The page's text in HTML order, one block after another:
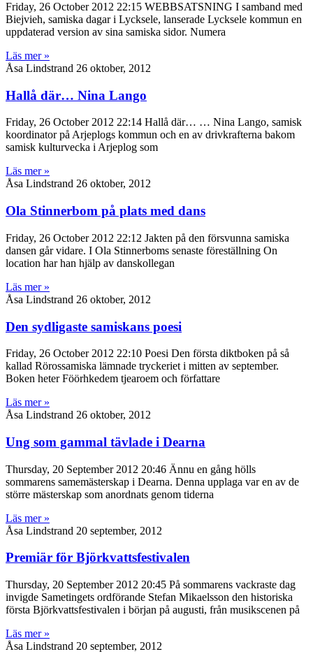
Friday, 26 October 2012 22:15 WEBBSATSNING I samband med
Biejvieh, samiska dagar i Lycksele, lanserade Lycksele kommun en
uppdaterad version av sina samiska sidor. Numera
Läs mer »
Åsa Lindstrand 26 oktober, 2012
Hallå där… Nina Lango
Friday, 26 October 2012 22:14 Hallå där… … Nina Lango, samisk
koordinator på Arjeplogs kommun och en av drivkrafterna bakom
samisk kulturvecka i Arjeplog som
Läs mer »
Åsa Lindstrand 26 oktober, 2012
Ola Stinnerbom på plats med dans
Friday, 26 October 2012 22:12 Jakten på den försvunna samiska
dansen går vidare. I Ola Stinnerboms senaste föreställning On
location har han hjälp av danskollegan
Läs mer »
Åsa Lindstrand 26 oktober, 2012
Den sydligaste samiskans poesi
Friday, 26 October 2012 22:10 Poesi Den första diktboken på så
kallad Rörossamiska lämnade tryckeriet i mitten av september.
Boken heter Föörhkedem tjearoem och författare
Läs mer »
Åsa Lindstrand 26 oktober, 2012
Ung som gammal tävlade i Dearna
Thursday, 20 September 2012 20:46 Ännu en gång hölls
sommarens samemästerskap i Dearna. Denna upplaga var en av de
större mästerskap som anordnats genom tiderna
Läs mer »
Åsa Lindstrand 20 september, 2012
Premiär för Björkvattsfestivalen
Thursday, 20 September 2012 20:45 På sommarens vackraste dag
invigde Sametingets ordförande Stefan Mikaelsson den historiska
första Björkvattsfestivalen i början på augusti, från musikscenen på
Läs mer »
Åsa Lindstrand 20 september, 2012